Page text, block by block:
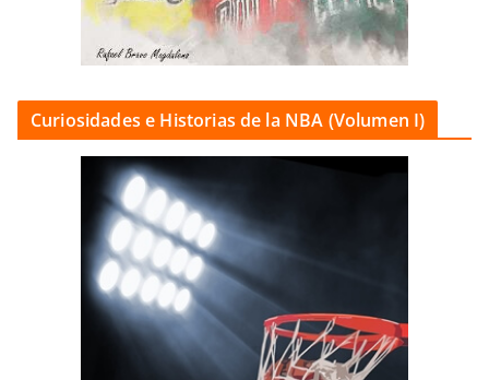
Curiosidades e Historias de la NBA (Volumen I)